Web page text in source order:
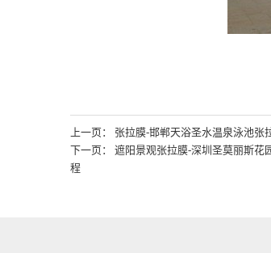
上一页： 张拉膜-邯郸天浴圣水温泉泳池张
下一页： 遮阳景观张拉膜-深圳圣莫丽斯花
程